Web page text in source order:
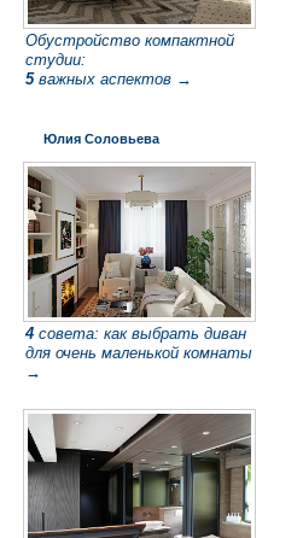
Обустройство компактной
студии:
5важных аспектов →
Юлия Соловьева
4 совета: как выбрать диван
для очень маленькой комнаты
→